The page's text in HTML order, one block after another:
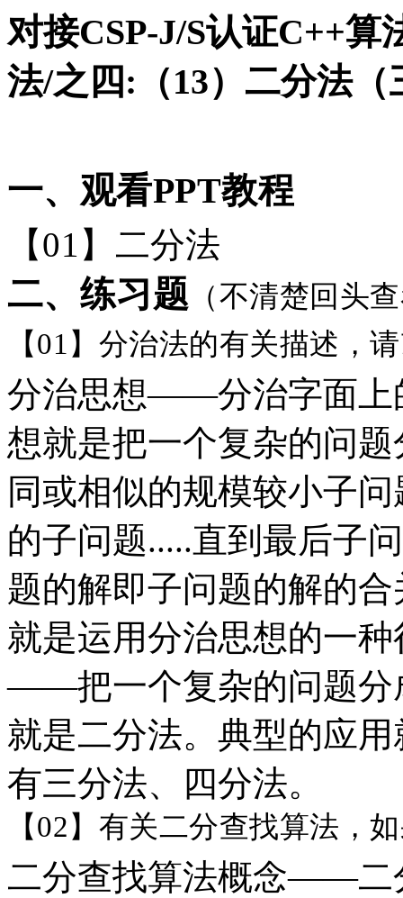
对接CSP-J/S认证C++
法/之四:（13）二分法（
一、观看PPT教程
【01】 二分法
二、练习题 （不清楚回头
【01】分治法的有关描述，
分治思想——分治字面上
想就是把一个复杂的问
同或相似的规模较小子
的子问题.....直到最后子
题的解即子问题的解的
就是运用分治思想的一
——把一个复杂的问题分
就是二分法。典型的应
有三分法、四分法。
【02】有关二分查找算法，
二分查找算法概念——二